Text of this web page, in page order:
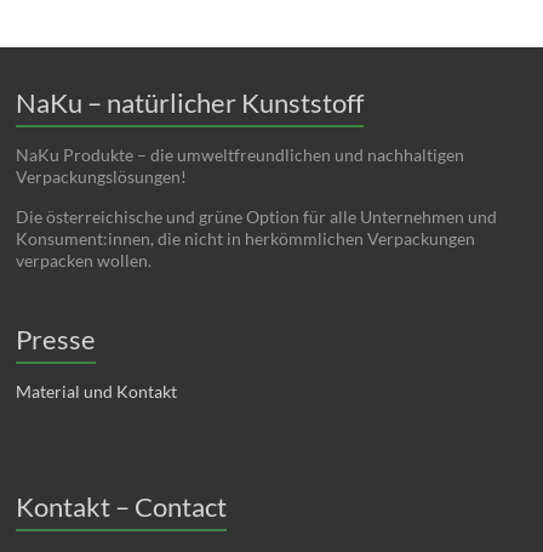
NaKu – natürlicher Kunststoff
NaKu Produkte – die umweltfreundlichen und nachhaltigen
Verpackungslösungen!
Die österreichische und grüne Option für alle Unternehmen und
Konsument:innen, die nicht in herkömmlichen Verpackungen
verpacken wollen.
Presse
Material und Kontakt
Kontakt – Contact